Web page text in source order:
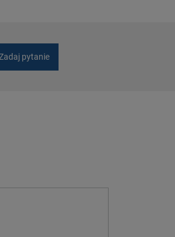
pytanie